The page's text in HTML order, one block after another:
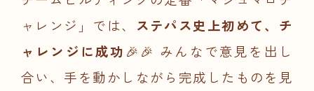
ャレンジ」では、 ステパス史上初めて、チ
ャレンジに成功 🎉🎉 みんなで意見を出し
合い、手を動かしながら完成したものを見